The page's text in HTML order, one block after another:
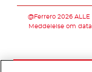
@Ferrero 2026 ALLE
Meddelelse om